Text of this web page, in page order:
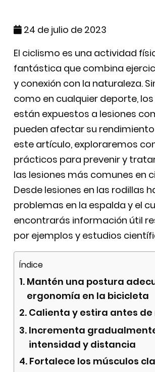
24 de julio de 2023
El ciclismo es una actividad
fantástica que combina
y conexión con la naturaleza.
como en cualquier deporte,
están expuestos a lesiones
pueden afectar su rendimiento
este artículo, exploraremos
prácticos para prevenir y
las lesiones más comunes en
Desde lesiones en las rodillas
problemas en la espalda y el
encontrarás información útil
por ejemplos y estudios
Índice
Mantén una postura
ergonomía en la bicicleta
Calienta y estira antes
Incrementa
intensidad y distancia
Fortalece los músculos